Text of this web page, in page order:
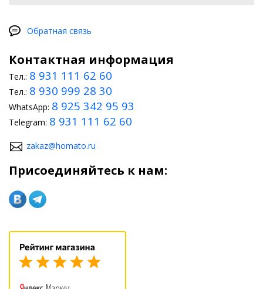
Обратная связь
Контактная информация
Тел.: 8 931 111 62 60
Тел.: 8 930 999 28 30
WhatsApp: 8 925 342 95 93
Telegram: 8 931 111 62 60
zakaz@homato.ru
Присоединяйтесь к нам: